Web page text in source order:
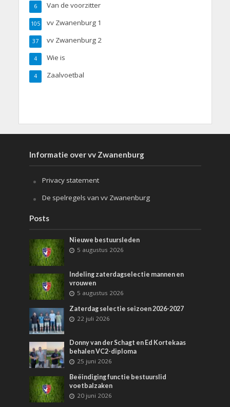
Van de voorzitter
6
vv Zwanenburg 1
105
vv Zwanenburg 2
37
Wie is
4
Zaalvoetbal
4
Informatie over vv Zwanenburg
Privacy statement
De spelregels van vv Zwanenburg
Posts
Nieuwe bestuursleden
5 augustus 2026
Indeling zaterdagselectie mannen en
vrouwen
5 augustus 2026
Zaterdag selectie seizoen 2026-2027
22 juli 2026
Donny van der Schagt en Ed Kortekaas
behalen VC2-diploma
25 juni 2026
Beëindiging functie bestuurslid
voetbalzaken
20 juni 2026